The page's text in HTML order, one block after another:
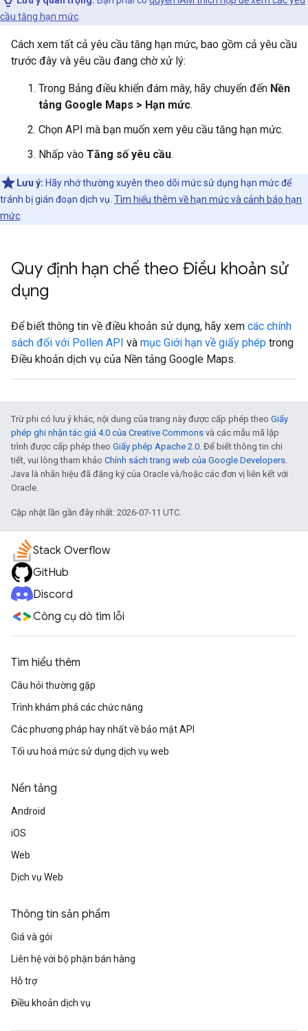
cầu tăng hạn mức
Cách xem tất cả yêu cầu tăng hạn mức, bao gồm cả yêu cầu
trước đây và yêu cầu đang chờ xử lý:
Trong Bảng điều khiển đám mây, hãy chuyển đến Nền
tảng Google Maps > Hạn mức.
Chọn API mà bạn muốn xem yêu cầu tăng hạn mức.
Nhấp vào Tăng số yêu cầu.
Lưu ý: Hãy nhớ thường xuyên theo dõi mức sử dụng hạn mức để
tránh bị gián đoạn dịch vụ. Tìm hiểu thêm về hạn mức và cảnh báo hạn
mức
Quy định hạn chế theo Điều khoản sử
dụng
Để biết thông tin về điều khoản sử dụng, hãy xem các chính
sách đối với Pollen API và mục Giới hạn về giấy phép trong
Điều khoản dịch vụ của Nền tảng Google Maps.
Trừ phi có lưu ý khác, nội dung của trang này được cấp phép theo Giấy
phép ghi nhận tác giả 4.0 của Creative Commons và các mẫu mã lập
trình được cấp phép theo Giấy phép Apache 2.0. Để biết thông tin chi
tiết, vui lòng tham khảo Chính sách trang web của Google Developers.
Java là nhãn hiệu đã đăng ký của Oracle và/hoặc các đơn vị liên kết với
Oracle.
Cập nhật lần gần đây nhất: 2026-07-11 UTC.
Stack Overflow
GitHub
Discord
Công cụ dò tìm lỗi
Tìm hiểu thêm
Câu hỏi thường gặp
Trình khám phá các chức năng
Các phương pháp hay nhất về bảo mật API
Tối ưu hoá mức sử dụng dịch vụ web
Nền tảng
Android
iOS
Web
Dịch vụ Web
Thông tin sản phẩm
Giá và gói
Liên hệ với bộ phận bán hàng
Hỗ trợ
Điều khoản dịch vụ